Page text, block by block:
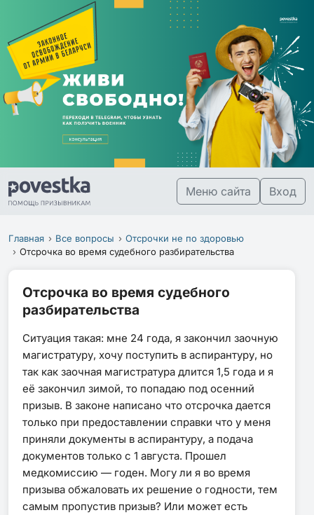
Меню сайта Вход
Главная Все вопросы
Отсрочки не по здоровью
Отсрочка во время судебного разбирательства
Отсрочка во время судебного
разбирательства
Ситуация такая: мне 24 года, я закончил заочную
магистратуру, хочу поступить в аспирантуру, но
так как заочная магистратура длится 1,5 года и я
её закончил зимой, то попадаю под осенний
призыв. В законе написано что отсрочка дается
только при предоставлении справки что у меня
приняли документы в аспирантуру, а подача
документов только с 1 августа. Прошел
медкомиссию — годен. Могу ли я во время
призыва обжаловать их решение о годности, тем
самым пропустив призыв? Или может есть